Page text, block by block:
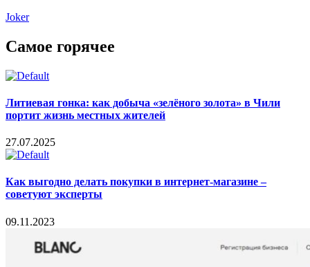
Joker
Самое горячее
Литиевая гонка: как добыча «зелёного золота» в Чили
портит жизнь местных жителей
27.07.2025
Как выгодно делать покупки в интернет-магазине –
советуют эксперты
09.11.2023